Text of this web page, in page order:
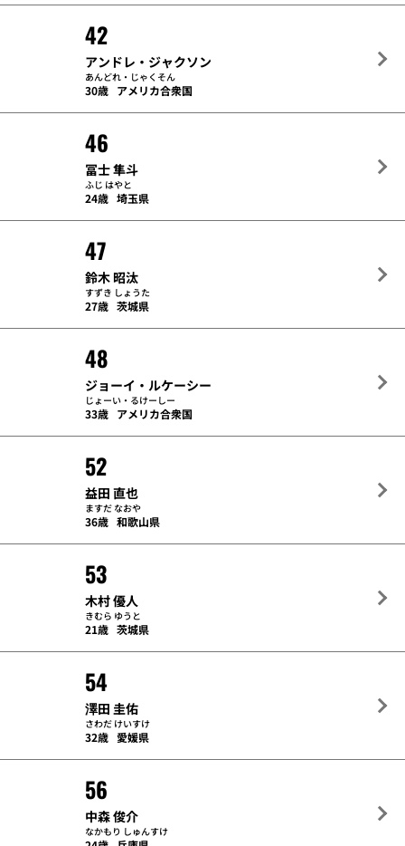
42
アンドレ・ジャクソン
あんどれ・じゃくそん
30歳 アメリカ合衆国
46
冨士 隼斗
ふじ はやと
24歳 埼玉県
47
鈴木 昭汰
すずき しょうた
27歳 茨城県
48
ジョーイ・ルケーシー
じょーい・るけーしー
33歳 アメリカ合衆国
52
益田 直也
ますだ なおや
36歳 和歌山県
53
木村 優人
きむら ゆうと
21歳 茨城県
54
澤田 圭佑
さわだ けいすけ
32歳 愛媛県
56
中森 俊介
なかもり しゅんすけ